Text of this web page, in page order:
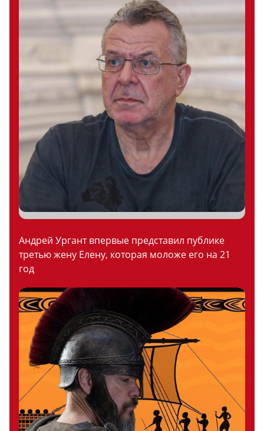
Андрей Ургант впервые представил публике
третью жену Елену, которая моложе его на 21
год